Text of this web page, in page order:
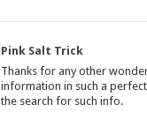
Pink Salt Trick
Thanks for any other
information in such a
the search for such info.